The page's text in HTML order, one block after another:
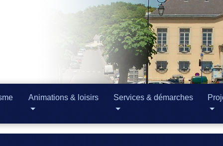
Animations & loisirs Services & démarches